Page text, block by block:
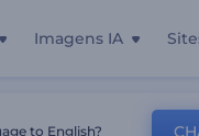
Imagens IA
Rápida À Internet
to English?